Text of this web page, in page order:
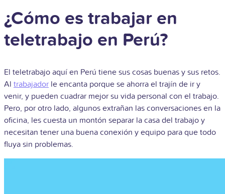
¿Cómo es trabajar en
teletrabajo en Perú?
El teletrabajo aquí en Perú tiene sus cosas buenas y sus retos.
Al trabajador le encanta porque se ahorra el trajín de ir y
venir, y pueden cuadrar mejor su vida personal con el trabajo.
Pero, por otro lado, algunos extrañan las conversaciones en la
oficina, les cuesta un montón separar la casa del trabajo y
necesitan tener una buena conexión y equipo para que todo
fluya sin problemas.